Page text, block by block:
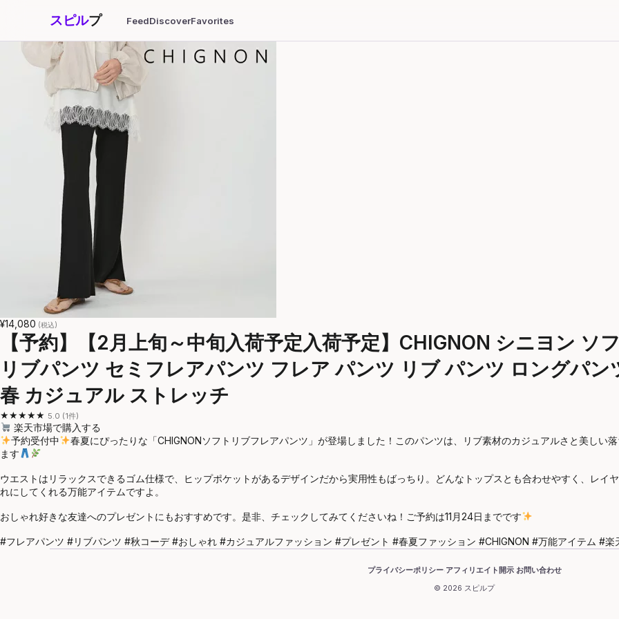
スピルプ FeedDiscoverFavorites
¥14,080 (税込)
【予約】【2月上旬～中旬入荷予定入荷予定】CHIGNON シニヨン
リブパンツ セミフレアパンツ フレア パンツ リブ パンツ ロングパ
春 カジュアル ストレッチ
★★★★★ 5.0 (1件)
楽天市場で購入する
予約受付中
春夏にぴったりな「CHIGNONソフトリブフレアパンツ」が登場しました！このパンツは、リブ素材のカジュアルさと美しい
ます
ウエストはリラックスできるゴム仕様で、ヒップポケットがあるデザインだから実用性もばっちり。どんなトップスとも合わせやすく、レイ
れにしてくれる万能アイテムですよ。
おしゃれ好きな友達へのプレゼントにもおすすめです。是非、チェックしてみてくださいね！ご予約は11月24日までです
#フレアパンツ #リブパンツ #秋コーデ #おしゃれ #カジュアルファッション #プレゼント #春夏ファッション #CHIGNON #万能アイテム #楽
プライバシーポリシー·アフィリエイト開示·お問い合わせ
© 2026 スピルプ